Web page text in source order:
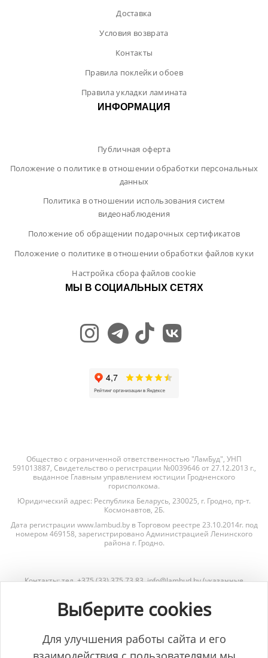
Доставка
Условия возврата
Контакты
Правила поклейки обоев
Правила укладки ламината
ИНФОРМАЦИЯ
Публичная оферта
Положение о политике в отношении обработки персональных
данных
Политика в отношении использования систем
видеонаблюдения
Положение об обращении подарочных сертификатов
Положение о политике в отношении обработки файлов куки
Настройка сбора файлов cookie
МЫ В СОЦИАЛЬНЫХ СЕТЯХ
Общество с ограниченной ответственностью "ЛамБуд", УНП
591013887, Свидетельство о регистрации №0039646 от 27.12.2013 г.,
выданное Главным управлением юстиции Гродненского
горисполкома.
Юридический адрес: Республика Беларусь, 230025, г. Гродно, пр-т.
Космонавтов, 2Б.
Дата регистрации www.lambud.by в Торговом реестре 23.10.2014г. под
номером 469158, зарегистрировано Администрацией Ленинского
района г. Гродно.
Контакты: тел. +375 (33) 375 73 83, info@lambud.by (указанные
Контакты Отдела торговли и услуг Гродненского горисполкома для
рассмотрения обращений покупателей: тел. +375 (152) 62-69-67, +375
Выберите cookies
Для улучшения работы сайта и его